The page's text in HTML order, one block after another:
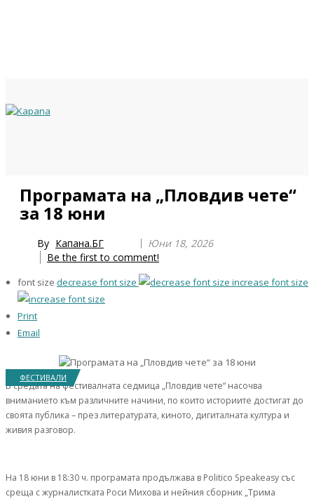
Програмата на „Пловдив чете“
за 18 юни
By Капана.БГ
Юни 18, 2026
Be the first to comment!
font size decrease font size increase font size
Print
Email
ФЕСТИВАЛИ
В средата на фестивалната седмица „Пловдив чете“ насочва
вниманието към различните начини, по които историите достигат до
своята публика – през литературата, киното, дигиталната култура и
живия разговор.
На 18 юни в 18:30 ч. програмата продължава в Politico Speakeasy със
среща с журналистката Роси Михова и нейния сборник „Трима
Year
Month
Year
Month